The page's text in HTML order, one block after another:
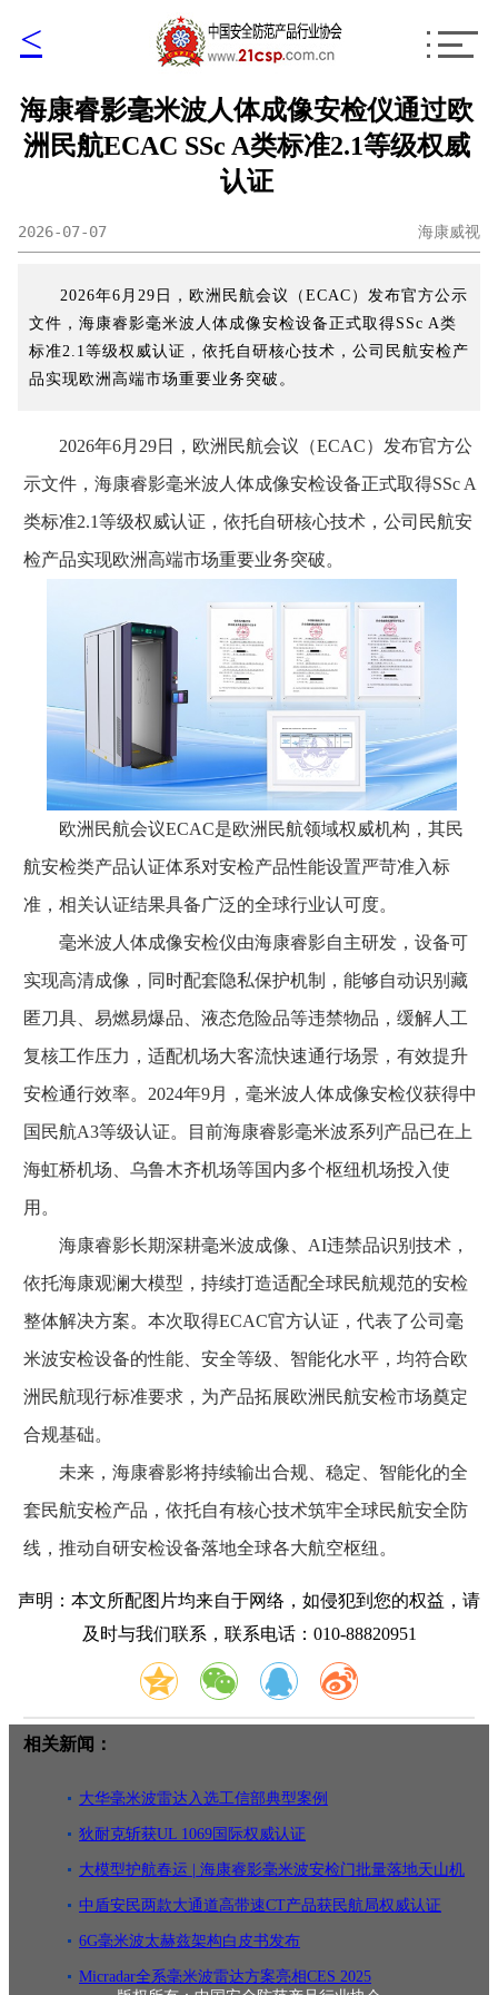
<
海康睿影毫米波人体成像安检仪通过欧
洲民航ECAC SSc A类标准2.1等级权威
认证
2026-07-07 海康威视
2026年6月29日，欧洲民航会议（ECAC）发布官方公示
文件，海康睿影毫米波人体成像安检设备正式取得SSc A类
标准2.1等级权威认证，依托自研核心技术，公司民航安检产
品实现欧洲高端市场重要业务突破。
2026年6月29日，欧洲民航会议（ECAC）发布官方公
示文件，海康睿影毫米波人体成像安检设备正式取得SSc A
类标准2.1等级权威认证，依托自研核心技术，公司民航安
检产品实现欧洲高端市场重要业务突破。
欧洲民航会议ECAC是欧洲民航领域权威机构，其民
航安检类产品认证体系对安检产品性能设置严苛准入标
准，相关认证结果具备广泛的全球行业认可度。
毫米波人体成像安检仪由海康睿影自主研发，设备可
实现高清成像，同时配套隐私保护机制，能够自动识别藏
匿刀具、易燃易爆品、液态危险品等违禁物品，缓解人工
复核工作压力，适配机场大客流快速通行场景，有效提升
安检通行效率。2024年9月，毫米波人体成像安检仪获得中
国民航A3等级认证。目前海康睿影毫米波系列产品已在上
海虹桥机场、乌鲁木齐机场等国内多个枢纽机场投入使
用。
海康睿影长期深耕毫米波成像、AI违禁品识别技术，
依托海康观澜大模型，持续打造适配全球民航规范的安检
整体解决方案。本次取得ECAC官方认证，代表了公司毫
米波安检设备的性能、安全等级、智能化水平，均符合欧
洲民航现行标准要求，为产品拓展欧洲民航安检市场奠定
合规基础。
未来，海康睿影将持续输出合规、稳定、智能化的全
套民航安检产品，依托自有核心技术筑牢全球民航安全防
线，推动自研安检设备落地全球各大航空枢纽。
声明：本文所配图片均来自于网络，如侵犯到您的权益，请
及时与我们联系，联系电话：010-88820951
相关新闻：
大华毫米波雷达入选工信部典型案例
狄耐克斩获UL 1069国际权威认证
大模型护航春运 | 海康睿影毫米波安检门批量落地天山机
场
中盾安民两款大通道高带速CT产品获民航局权威认证
6G毫米波太赫兹架构白皮书发布
Micradar全系毫米波雷达方案亮相CES 2025